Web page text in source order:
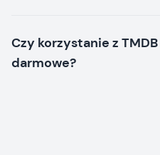
Czy korzystanie z
darmowe?